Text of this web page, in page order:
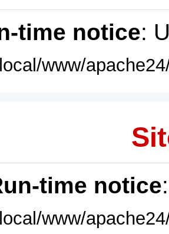
time notice:
www/
time notice
www/